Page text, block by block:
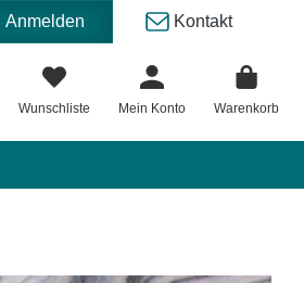
Anmelden Kontakt
Wunschliste Mein Konto Warenkorb